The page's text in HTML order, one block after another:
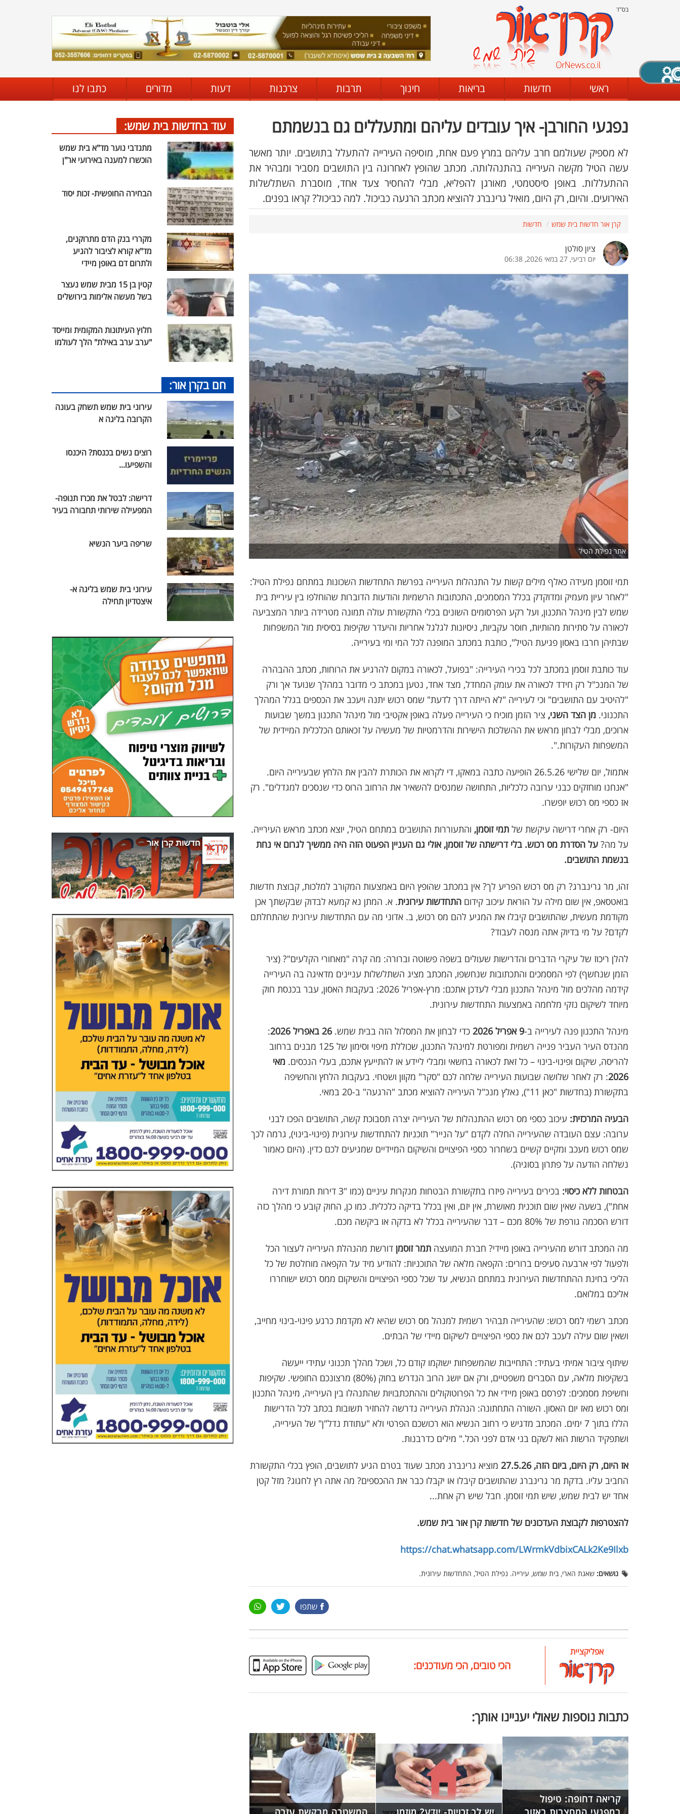
בס"ד
ראשי חדשות בריאות חינוך תרבות צרכנות דעות מדורים כתבו לנו
נפגעי החורבן- איך עובדים עליהם ומתעללים גם בנשמתם
לא מספיק שעולמם חרב עליהם במרץ פעם אחת, מוסיפה העירייה להתעלל בתושבים. יותר מאשר
עשה הטיל מקשה העירייה בהתנהלותה. מכתב שהופץ לאחרונה בין התושבים מסביר ומבהיר את
ההתעללות. באופן סיסטמטי, מאורגן להפליא, מבלי להחסיר צעד אחד, מוסברת השתלשלות
האירועים. והיום, רק היום, מואיל גרינברג להוציא מכתב הרגעה כביכול. למה כביכול? קראו בפנים.
קרן אור חדשות בית שמש חדשות
ציון סולטן
יום רביעי, 27 במאי 2026, 06:38
אתר נפילת הטיל
תמי זוסמן מעידה כאלף מילים קשות על התנהלות העירייה בפרשת התחדשות השכונות במתחם נפילת הטיל:
"לאחר עיון מעמיק ומדוקדק בכלל המסמכים, התכתובות הרשמיות והודעות הדוברות שהוחלפו בין עיריית בית
שמש לבין מינהל התכנון, ועל רקע הפרסומים השונים בכלי התקשורת עולה תמונה מטרידה ביותר המצביעה
לכאורה על סתירות מהותיות, חוסר עקביות, ניסיונות לגלגל אחריות והיעדר שקיפות בסיסית מול המשפחות
שבתיהן חרבו באסון פגיעת הטיל", כותבת במכתב המופנה לכל המי ומי בעירייה.
עוד כותבת זוסמן במכתב לכל בכירי העירייה: "בפועל, לכאורה במקום להרגיע את הרוחות, מכתב ההבהרה
של המנכ"ל רק חידד לכאורה את עומק המחדל, מצד אחד, נטען במכתב כי מדובר במהלך שנועד אך ורק
"להיטיב עם התושבים" וכי לעירייה "לא הייתה דרך לדעת" שמס רכוש יתנה ויעכב את הכספים בגלל המהלך
התכנוני. מן הצד השני, ציר הזמן מוכיח כי העירייה פעלה באופן אקטיבי מול מינהל התכנון במשך שבועות
ארוכים, מבלי לבחון מראש את ההשלכות הישירות והדרמטיות של מעשיה על זכאותם הכלכלית המיידית של
המשפחות העקורות.".
אתמול, יום שלישי 26.5.26 הופיעה כתבה במאקו, די לקרוא את הכותרת להבין את הלחץ שבעירייה היום.
"אנחנו מוחזקים כבני ערובה כלכליות, התחושה שמנסים להשאיר את הרחוב הרוס כדי שנסכים למגדלים". רק
אז כספי מס רכוש יופשרו.
היום- רק אחרי דרישה עיקשת של תמי זוסמן, והתעוררות התושבים במתחם הטיל, יוצא מכתב מראש העירייה.
על מה? על הסדרת מס רכוש. בלי דרישתה של זוסמן, אולי גם העניין הפעוט הזה היה ממשיך לגרום אי נחת
בנשמת התושבים.
זהו, מר גרינברג? רק מס רכוש הפריע לך? אין במכתב שהופץ היום באמצעות המקורב למלכות, קבוצת חדשות
בואטסאפ, אין שום מילה על הוראת עיכוב קידום התחדשות עירונית. א. המתן נא קמעא לבדוק שבקשתך אכן
מקודמת מעשית, שהתושבים קיבלו את המגיע להם מס רכוש, ב. אדוני מה עם התחדשות עירונית שהתחלתם
לקדם? על מי בדיוק אתה מנסה לעבוד?
להלן ריכוז של עיקרי הדברים והדרישות שעולים בשפה פשוטה וברורה: מה קרה "מאחורי הקלעים"? (ציר
הזמן שנחשף) לפי המסמכים והתכתובות שנחשפו, המכתב מציג השתלשלות עניינים מדאיגה בה העירייה
קידמה מהלכים מול מינהל התכנון מבלי לעדכן אתכם: מרץ-אפריל 2026: בעקבות האסון, עבר בכנסת חוק
מיוחד לשיקום נזקי מלחמה באמצעות התחדשות עירונית.
מינהל התכנון פנה לעירייה ב-9 אפריל 2026 כדי לבחון את המסלול הזה בבית שמש.26 באפריל 2026
:
מהנדס העיר העביר פנייה רשמית ומפורטת למינהל התכנון, שכוללת מיפוי וסימון של 125 מבנים ברחוב
להריסה, שיקום ופינוי-בינוי – כל זאת לכאורה בחשאי ומבלי ליידע או להתייעץ אתכם, בעלי הנכסים. מאי
2026: רק לאחר שלושה שבועות העירייה שלחה לכם "סקר" מקוון ושטחי. בעקבות הלחץ והחשיפה
בתקשורת (בחדשות "כאן 11"), נאלץ מנכ"ל העירייה להוציא מכתב "הרגעה" ב-20 במאי.
הבעיה המרכזית: עיכוב כספי מס רכוש ההתנהלות של העירייה יצרה תסבוכת קשה, התושבים הפכו לבני
ערובה: עצם העובדה שהעירייה החלה לקדם "על הנייר" תוכניות להתחדשות עירונית (פינוי-בינוי), גרמה לכך
שמס רכוש מעכב ומקיים קשיים בשחרור כספי הפיצויים והשיקום המיידיים שמגיעים לכם כדין. (היום כאמור
נשלחה הודעה על פתרון בסוגיה).
הבטחות ללא כיסוי:
בכירים בעירייה פיזרו בתקשורת הבטחות מנקרות עיניים (כמו "3 דירות תמורת דירה
אחת"), בשעה שאין שום תוכנית מאושרת, אין יזם, ואין בכלל בדיקה כלכלית. כמו כן, החוק קובע כי מהלך כזה
דורש הסכמה גורפת של 80% מכם – דבר שהעירייה בכלל לא בדקה או ביקשה מכם.
מה המכתב דורש מהעירייה באופן מיידי? חברת המועצה תמר זוסמן דורשת מהנהלת העירייה לעצור הכל
ולפעול לפי ארבעה סעיפים ברורים: הקפאה מלאה של התוכניות: להודיע מיד על הקפאה מוחלטת של כל
הליכי בחינת ההתחדשות העירונית במתחם הנשיא, עד שכל כספי הפיצויים והשיקום ממס רכוש ישוחררו
אליכם במלואם.
מכתב רשמי למס רכוש: שהעירייה תבהיר רשמית למנהל מס רכוש שהיא לא מקדמת כרגע פינוי-בינוי מחייב,
ושאין שום עילה לעכב לכם את כספי הפיצויים לשיקום מיידי של הבתים.
שיתוף ציבור אמיתי בעתיד: התחייבות שהמשפחות ישוקמו קודם כל, ושכל מהלך תכנוני עתידי ייעשה
בשקיפות מלאה, עם הסברים משפטיים, ורק אם יושג הרוב הנדרש בחוק (80%) מרצונכם החופשי. שקיפות
וחשיפת מסמכים: לפרסם באופן מיידי את כל הפרוטוקולים וההתכתבויות שהתנהלו בין העירייה, מינהל התכנון
ומס רכוש מאז יום האסון. השורה התחתונה: הנהלת העירייה נדרשה להחזיר תשובות בכתב לכל הדרישות
הללו בתוך 7 ימים. המכתב מדגיש כי רחוב הנשיא הוא רכושכם הפרטי ולא "עתודת נדל"ן" של העירייה,
ושתפקיד הרשות הוא לשקם בני אדם לפני הכל." מילים כדרבנות.
אז היום, רק היום, ביום הזה, 27.5.26
מוציא גרינברג מכתב שעוד בטרם הגיע לתושבים, הופץ בכלי התקשורת
החביב עליו. בדקת מר גרינברג שהתושבים קיבלו או יקבלו כבר את ההכספים? מה אתה רץ לחגוג? מזל קטן
אחד יש לבית שמש, שיש תמי זוסמן. חבל שיש רק אחת...
להצטרפות לקבוצת העדכונים של חדשות קרן אור בית שמש.
https://chat.whatsapp.com/LWrmkVdbixCALk2Ke9Ilxb
נושאים: שאגת הארי, בית שמש, עירייה. נפילת הטיל, התחדשות עירונית.
שתפו
אפליקציית
הכי טובים, הכי מעודכנים:
כתבות נוספות שאולי יעניינו אותך:
קריאה דחופה: טיפול
עוד בחדשות בית שמש:
מתנדבי נוער מד"א בית שמש
הוכשרו למענה באירועי אר"ן
הבחירה החופשית- זכות יסוד
מקררי בנק הדם מתרוקנים,
מד"א קורא לציבור להגיע
ולתרום דם באופן מיידי
קטין בן 15 מבית שמש נעצר
בשל מעשה אלימות בירושלים
חלוץ העיתונות המקומית ומייסד
"ערב ערב באילת" הלך לעולמו
חם בקרן אור:
עירוני בית שמש תשחק בעונה
הקרובה בליגה א
רוצים נשים בכנסת? היכנסו
והשפיעו...
דרישה: לבטל את מכרז תנופה-
המפעילה שירותי תחבורה בעיר
שריפה ביער הנשיא
עירוני בית שמש בליגה א-
איצטדיון תחילה
X סגירה
מצב שחור - לבן קביעת ניגודיות
גופן קריא הגדלת האתר
הדגשת קישורים הדגשת כותרות
התאמת קריאה